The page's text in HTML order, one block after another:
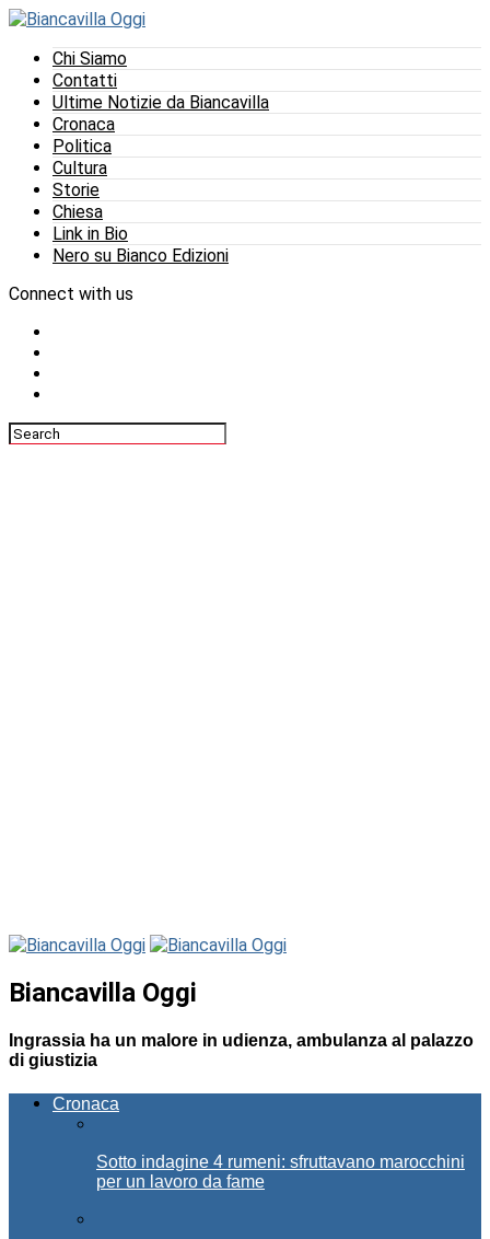
Chi Siamo
Contatti
Ultime Notizie da Biancavilla
Cronaca
Politica
Cultura
Storie
Chiesa
Link in Bio
Nero su Bianco Edizioni
Connect with us
Biancavilla Oggi
Ingrassia ha un malore in udienza, ambulanza al palazzo
di giustizia
Cronaca
Sotto indagine 4 rumeni: sfruttavano marocchini
per un lavoro da fame